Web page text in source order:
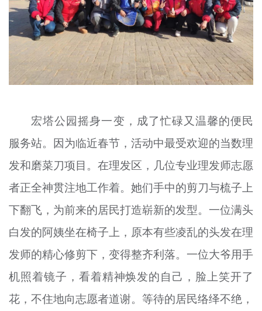
资料库
+
宏塔公园摇身一变，成了忙碌又温馨的便民
服务站。因为临近春节，活动中最受欢迎的当数理
发和磨菜刀项目。在理发区，几位专业理发师志愿
者正全神贯注地工作着。她们手中的剪刀与梳子上
下翻飞，为前来的居民打造崭新的发型。一位满头
白发的阿姨坐在椅子上，原本有些凌乱的头发在理
发师的精心修剪下，变得整齐利落。一位大爷用手
机照着镜子，看着精神焕发的自己，脸上笑开了
花，不住地向志愿者道谢。等待的居民络绎不绝，